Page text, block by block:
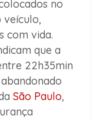
no
com vida.
que a
22h35min
São Paulo,